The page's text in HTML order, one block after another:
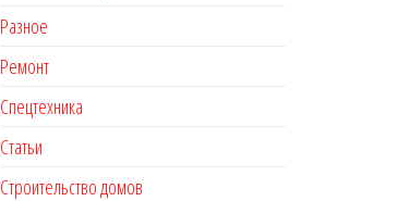
Разное
Ремонт
Спецтехника
Статьи
Строительство домов